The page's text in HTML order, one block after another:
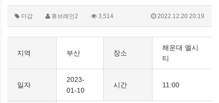
마감 휴브레인2 3,514 2022.12.20 20:19
지역 부산 장소
해운대 엘시
티
일자
2023-
01-10
시간 11:00